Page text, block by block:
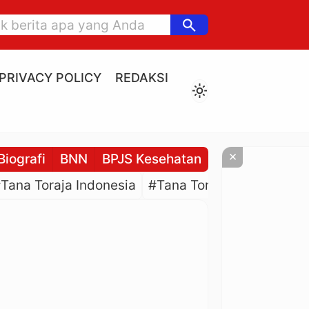
search
PRIVACY POLICY
REDAKSI
light_mode
BNN BPJS Kesehatan BPJS
Toraja Indonesia #Tana Toraja Culture
×